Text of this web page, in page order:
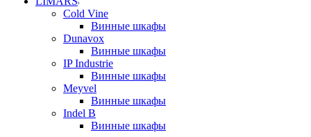
Cold Vine
Винные шкафы
Dunavox
Винные шкафы
IP Industrie
Винные шкафы
Meyvel
Винные шкафы
Indel B
Винные шкафы